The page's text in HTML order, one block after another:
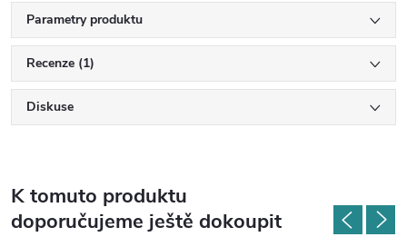
Parametry produktu
Recenze (1)
Diskuse
K tomuto produktu
doporučujeme ještě dokoupit